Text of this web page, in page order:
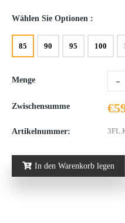
Wählen Sie Optionen :
85 90 95 100
Menge -
Zwischensumme
Artikelnummer:
In den Warenkorb legen